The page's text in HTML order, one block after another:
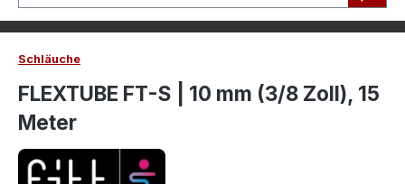
Schläuche
FLEXTUBE FT-S | 10 mm (3/8 Zoll), 15
Meter